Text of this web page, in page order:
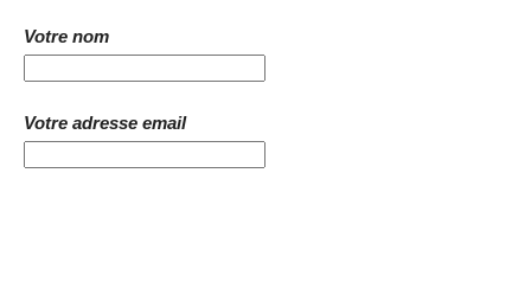
Votre nom
Votre adresse email